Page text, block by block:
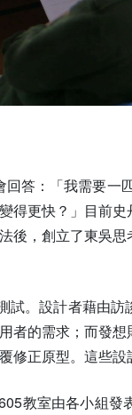
答：「我需要
得更快？」目前
後，創立了東吳
。設計者藉由
者的需求；而發
正原型。這些設
教室由各小組